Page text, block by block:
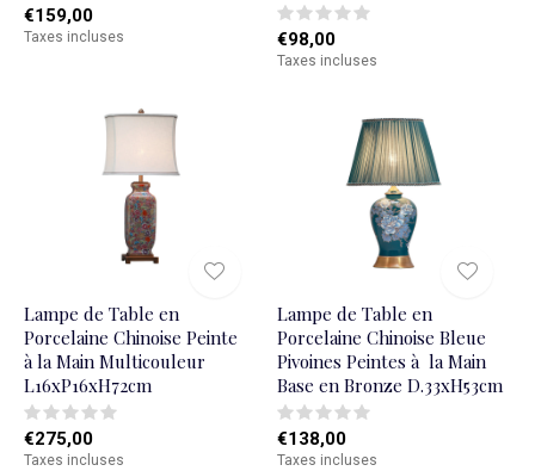
€159,00
Taxes incluses €98,00
Taxes incluses
Lampe de Table en
Porcelaine Chinoise Peinte
à la Main Multicouleur
L16xP16xH72cm
€275,00
Taxes incluses
Lampe de Table en
Porcelaine Chinoise Bleue
Pivoines Peintes à la Main
Base en Bronze D.33xH53cm
€138,00
Taxes incluses